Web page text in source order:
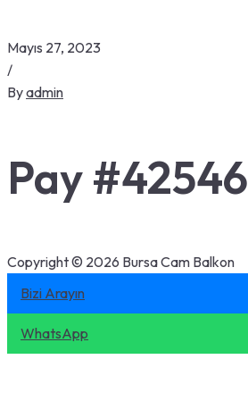
Mayıs 27, 2023
/
Byadmin
Pay #42546
Copyright © 2026 Bursa Cam Balkon
Bizi Arayın
WhatsApp